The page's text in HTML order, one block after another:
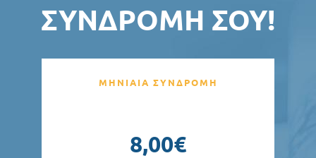
ΣΥΝΔΡΟΜΉ ΣΟΥ!
ΜΗΝΙΑΙΑ ΣΥΝΔΡΟΜΗ
8,00€